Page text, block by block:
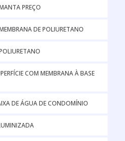
PREÇO
DE POLIURETANO
COM MEMBRANA À BASE
DE ÁGUA DE CONDOMÍNIO